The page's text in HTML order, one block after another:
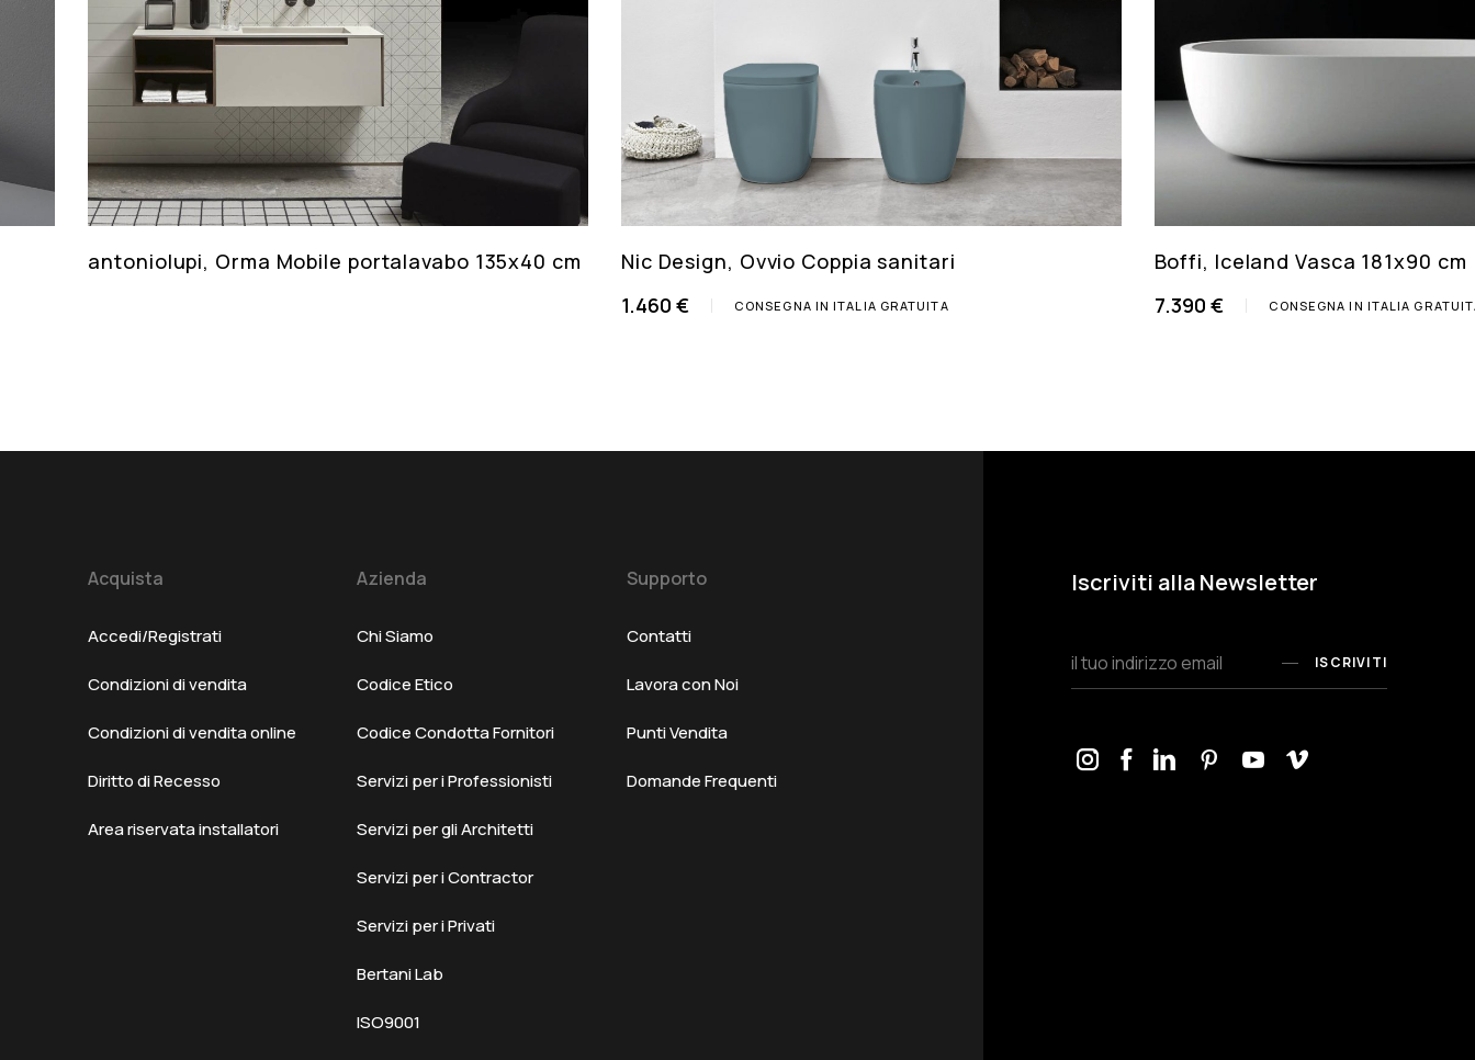
antoniolupi, Orma Mobile portalavabo 135x40 cm
Nic Design, Ovvio Coppia sanitari
1.460 €
CONSEGNA IN ITALIA GRATUITA
Boffi, Iceland Vasca 181x90 cm
7.390 €
CONSEGNA IN ITALIA
Acquista
Accedi/Registrati
Condizioni di vendita
Condizioni di vendita online
Diritto di Recesso
Area riservata installatori
Azienda
Chi Siamo
Codice Etico
Codice Condotta Fornitori
Servizi per i Professionisti
Servizi per gli Architetti
Servizi per i Contractor
Servizi per i Privati
Bertani Lab
ISO9001
Supporto
Contatti
Lavora con Noi
Punti Vendita
Domande Frequenti
Iscriviti alla Newsletter
ISCRIVITI